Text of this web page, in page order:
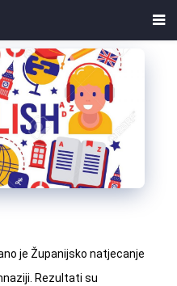
je Županijsko natjecanje
Rezultati su